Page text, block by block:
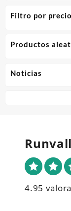
Filtro por precio
Productos
Noticias
4.95